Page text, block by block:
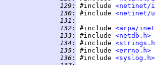
129 : #include <netinet/
130 : #include <netinet/
131 :
132 : #include <arpa/
133 : #include <netdb.h>
134 : #include
135 : #include <errno.h>
136 : #include <syslog.h>